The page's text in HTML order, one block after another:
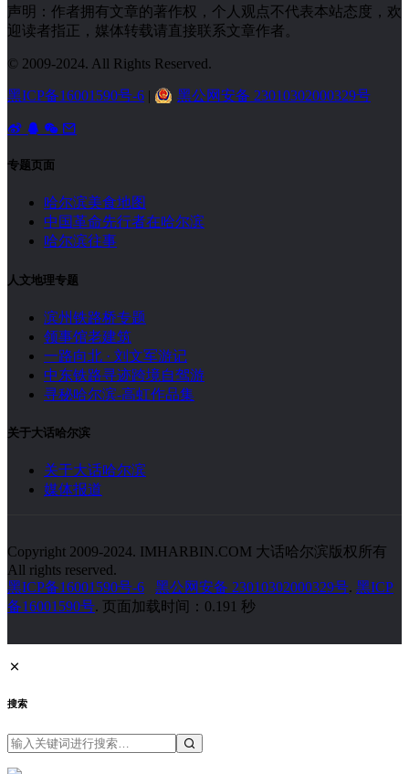
声明：作者拥有文章的著作权，个人观点不代表本站态度，欢
迎读者指正，媒体转载请直接联系文章作者。
© 2009-2024. All Rights Reserved.
黑ICP备16001590号-6 | 黑公网安备 23010302000329号
专题页面
哈尔滨美食地图
中国革命先行者在哈尔滨
哈尔滨往事
人文地理专题
滨州铁路桥专题
领事馆老建筑
一路向北 · 刘文军游记
中东铁路寻迹跨境自驾游
寻秘哈尔滨-高虹作品集
关于大话哈尔滨
关于大话哈尔滨
媒体报道
Copyright 2009-2024. IMHARBIN.COM 大话哈尔滨版权所有
All rights reserved.
黑ICP备16001590号-6
黑公网安备 23010302000329号. 黑ICP
备16001590号. 页面加载时间：0.191 秒
搜索